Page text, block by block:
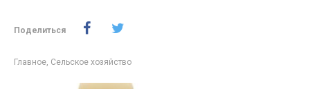
Поделиться
Главное, Сельское хозяйство